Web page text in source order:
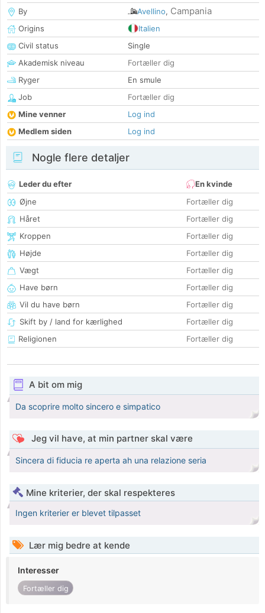
By
Avellino, Campania
Origins
Italien
Civil status
Single
Akademisk niveau
Fortæller dig
Ryger
En smule
Job
Fortæller dig
Mine venner
Log ind
Medlem siden
Log ind
Nogle flere detaljer
Leder du efter
En kvinde
Øjne
Fortæller dig
Håret
Fortæller dig
Kroppen
Fortæller dig
Højde
Fortæller dig
Vægt
Fortæller dig
Have børn
Fortæller dig
Vil du have børn
Fortæller dig
Skift by / land for kærlighed
Fortæller dig
Religionen
Fortæller dig
A bit om mig
Da scoprire molto sincero e simpatico
Jeg vil have, at min partner skal være
Sincera di fiducia re aperta ah una relazione seria
Mine kriterier, der skal respekteres
Ingen kriterier er blevet tilpasset
Lær mig bedre at kende
Interesser
Fortæller dig